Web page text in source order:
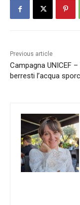
Previous article
Campagna UNICEF –
berresti l’acqua